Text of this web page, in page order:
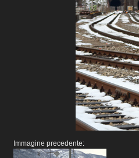
Immagine precedente: